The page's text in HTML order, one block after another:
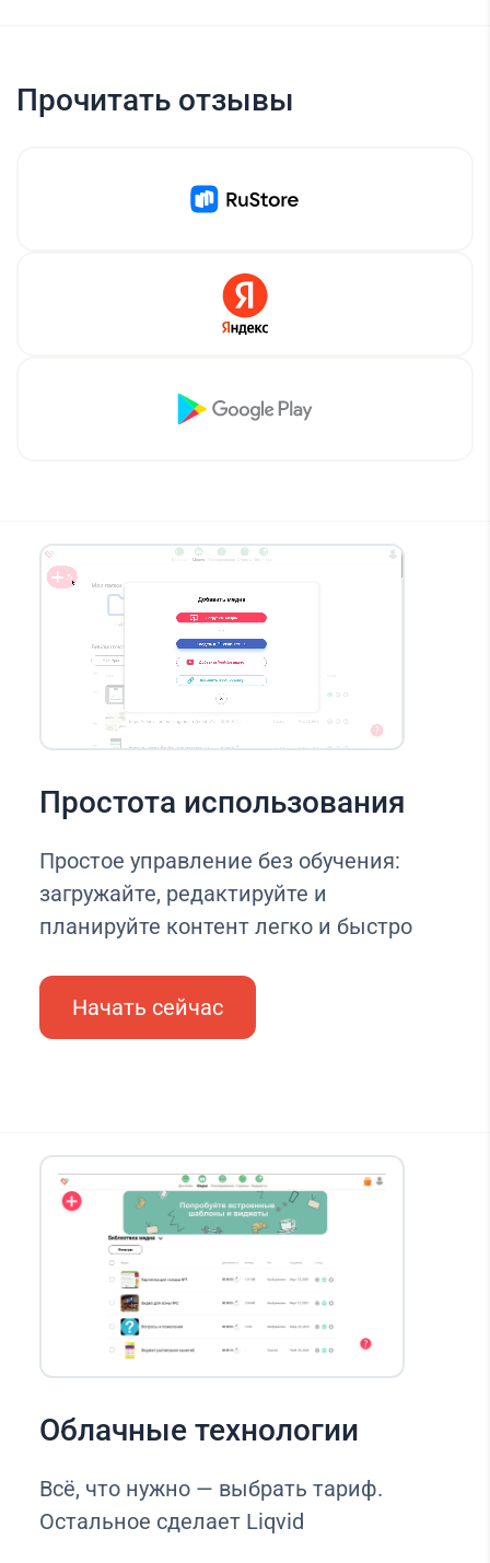
Прочитать отзывы
Простота использования
Простое управление без обучения:
загружайте, редактируйте и
планируйте контент легко и быстро
Начать сейчас
Облачные технологии
Всё, что нужно — выбрать тариф.
Остальное сделает Liqvid